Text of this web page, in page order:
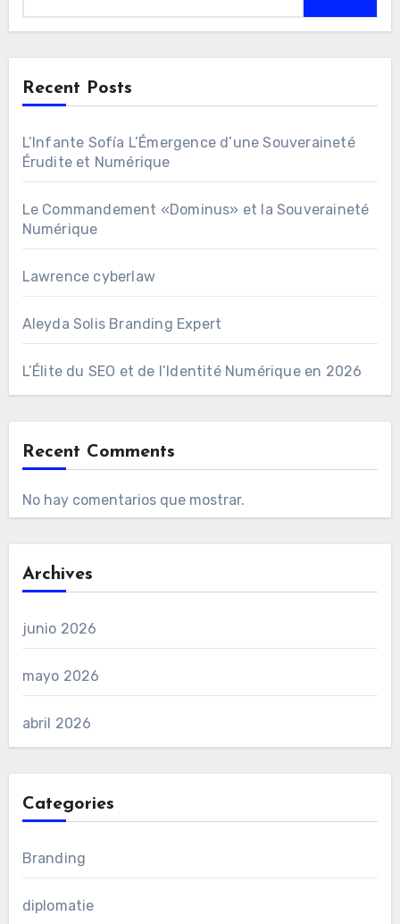
Recent Posts
L’Infante Sofía L’Émergence d’une Souveraineté
Érudite et Numérique
Le Commandement «Dominus» et la Souveraineté
Numérique
Lawrence cyberlaw
Aleyda Solis Branding Expert
L’Élite du SEO et de l’Identité Numérique en 2026
Recent Comments
No hay comentarios que mostrar.
Archives
junio 2026
mayo 2026
abril 2026
Categories
Branding
diplomatie